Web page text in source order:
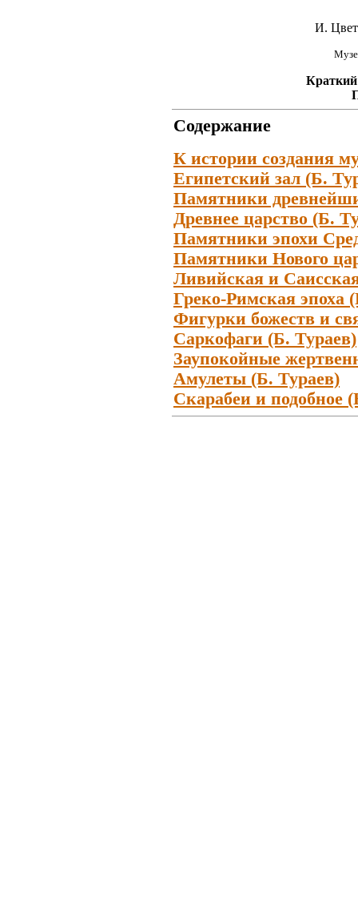
И.
Содержание
К истории создания
Египетский зал (Б.
Памятники
Древнее царство (Б.
Памятники эпохи
Памятники Нового
Ливийская и
Греко-Римская эпоха
Фигурки божеств и
Саркофаги (Б. Тураев)
Заупокойные
Амулеты (Б. Тураев)
Скарабеи и подобное